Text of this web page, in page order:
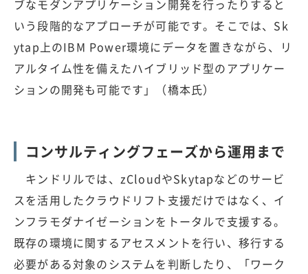
ブなモダンアプリケーション開発を行ったりすると
いう段階的なアプローチが可能です。そこでは、Sk
ytap上のIBM Power環境にデータを置きながら、リ
アルタイム性を備えたハイブリッド型のアプリケー
ションの開発も可能です」（橋本氏）
コンサルティングフェーズから運用まで
キンドリルでは、zCloudやSkytapなどのサービ
スを活用したクラウドリフト支援だけではなく、イ
ンフラモダナイゼーションをトータルで支援する。
既存の環境に関するアセスメントを行い、移行する
必要がある対象のシステムを判断したり、「ワーク